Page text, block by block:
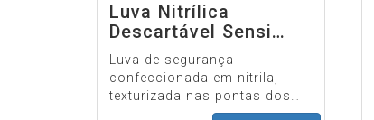
Luva Nitrílica
Descartável Sensi
Slim
Luva de segurança
confeccionada em nitrila,
texturizada nas pontas dos